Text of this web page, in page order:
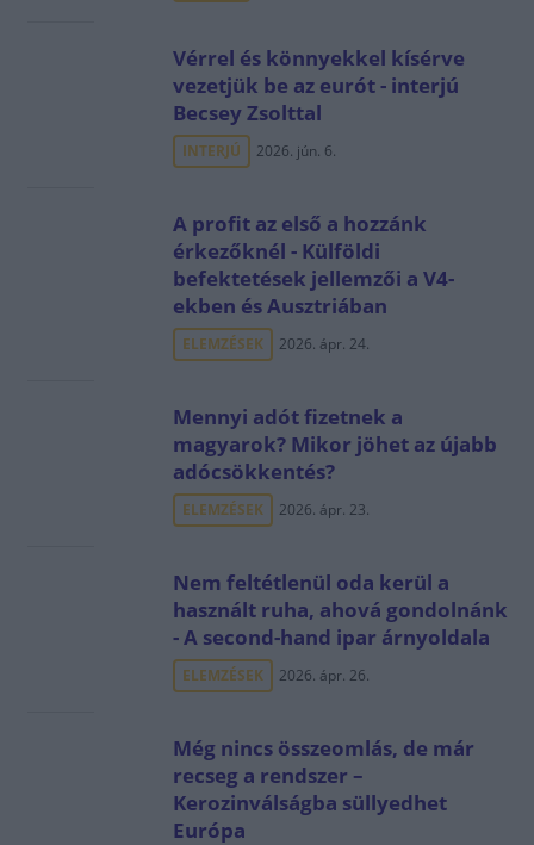
Vérrel és könnyekkel kísérve
vezetjük be az eurót - interjú
Becsey Zsolttal
INTERJÚ 2026. jún. 6.
A profit az első a hozzánk
érkezőknél - Külföldi
befektetések jellemzői a V4-
ekben és Ausztriában
ELEMZÉSEK 2026. ápr. 24.
Mennyi adót fizetnek a
magyarok? Mikor jöhet az újabb
adócsökkentés?
ELEMZÉSEK 2026. ápr. 23.
Nem feltétlenül oda kerül a
használt ruha, ahová gondolnánk
- A second-hand ipar árnyoldala
ELEMZÉSEK 2026. ápr. 26.
Még nincs összeomlás, de már
recseg a rendszer –
Kerozinválságba süllyedhet
Európa